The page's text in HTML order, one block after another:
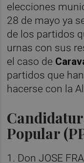
elecciones
28 de mayo ya
de los partidos
urnas con sus
el caso de
partidos que
hacerse con la
Popular
1. Don JOSE